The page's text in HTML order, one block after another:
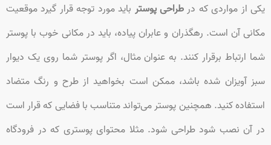
یکی از مواردی که درطراحی پوستر باید مورد توجه قرار گیرد موقعیت
مکانی آن است. رهگذران و عابران پیاده، باید در مکانی خوب با پوستر
شما ارتباط برقرار کنند. به عنوان مثال، اگر پوستر شما روی یک دیوار
سبز آویزان شده باشد، ممکن است بخواهید از طرح و رنگ متضاد
استفاده کنید. همچنین پوستر می‌تواند متناسب با فضایی که قرار است
در آن نصب شود طراحی شود. مثلا محتوای پوستری که در فرودگاه